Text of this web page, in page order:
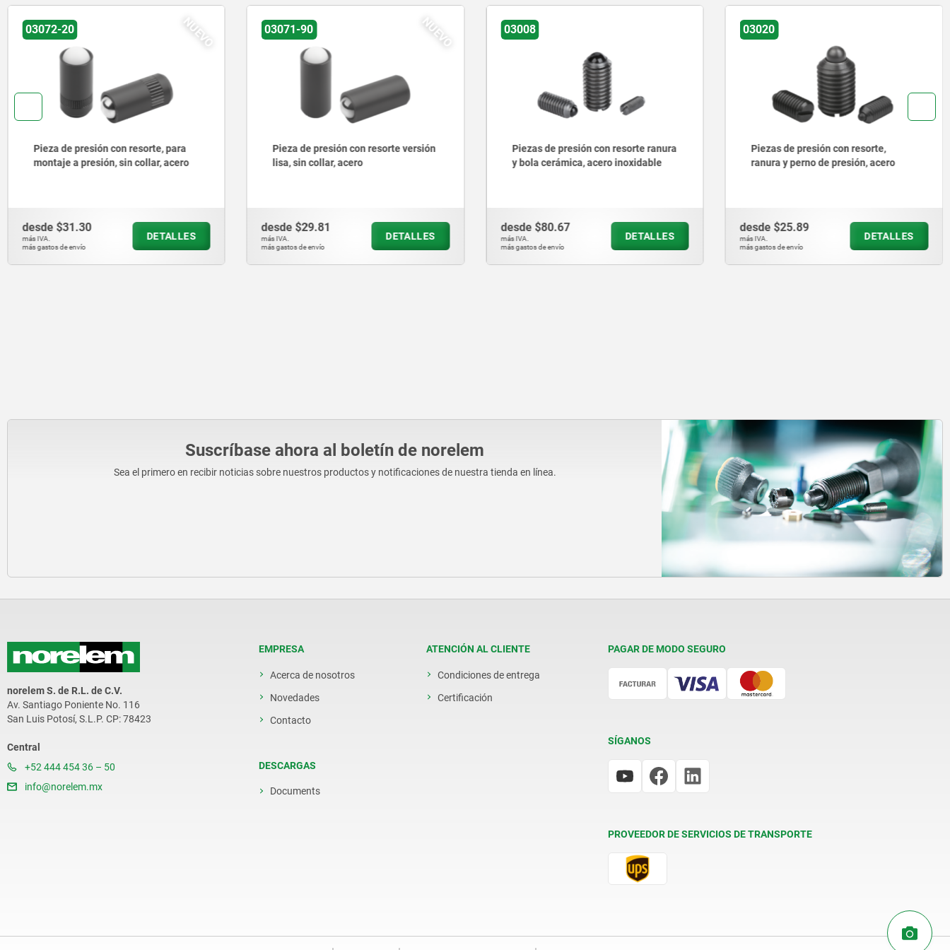
NUEVO
03071-90
Pieza de presión con resorte versión
lisa, sin collar, acero
desde$29.81
más IVA.
más gastos de envío
DETALLES
03008
Piezas de presión con resorte ranura
y bola cerámica, acero inoxidable
desde$80.67
más IVA.
más gastos de envío
DETALLES
03020
Piezas de presión con resorte,
ranura y perno de presión, acero
desde$25.89
más IVA.
más gastos de envío
DETALLES
03071
Piezas de presión con resorte
versión lisa, plástico
desde$15.05
más IVA.
más gastos de envío
DETALLES
Suscríbase ahora al boletín de norelem
Sea el primero en recibir noticias sobre nuestros productos y notificaciones de nuestra tienda en línea.
norelem S. de R.L. de C.V.
Av. Santiago Poniente No. 116
San Luis Potosí, S.L.P. CP: 78423
Central
+52 444 454 36 – 50
info@norelem.mx
EMPRESA
Acerca de nosotros
Novedades
Contacto
DESCARGAS
Documents
ATENCIÓN AL CLIENTE
Condiciones de entrega
Certificación
PAGAR DE MODO SEGURO
SÍGANOS
PROVEEDOR DE SERVICIOS DE TRANSPORTE